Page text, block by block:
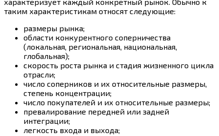
таким характеристикам относят следующие:
размеры рынка;
области конкурентного соперничества
(локальная, региональная, национальная,
глобальная);
скорость роста рынка и стадия жизненного цикла
отрасли;
число соперников и их относительные размеры,
степень концентрации;
число покупателей и их относительные размеры;
превалирование передней или задней
интеграции;
легкость входа и выхода;